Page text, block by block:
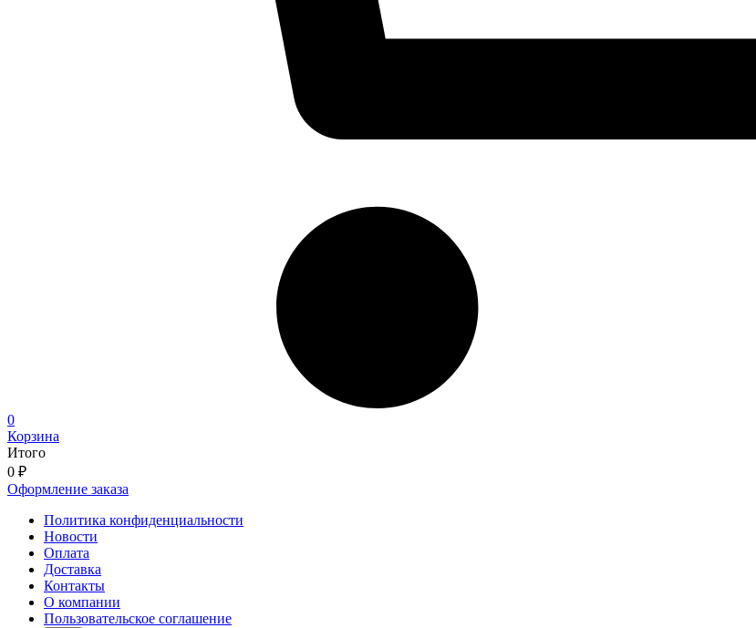
0
Корзина
Итого
0 ₽
Оформление заказа
Политика конфиденциальности
Новости
Оплата
Доставка
Контакты
О компании
Пользовательское соглашение